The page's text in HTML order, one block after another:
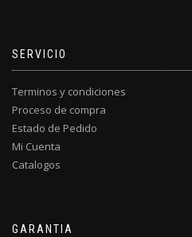
SERVICIO
Terminos y condiciones
Proceso de compra
Estado de Pedido
Mi Cuenta
Catalogos
GARANTIA